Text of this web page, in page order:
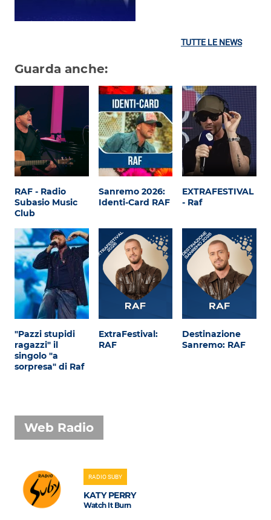
TUTTE LE NEWS
Guarda anche:
RAF - Radio
Subasio Music
Club
Sanremo 2026:
Identi-Card RAF
EXTRAFESTIVAL
- Raf
"Pazzi stupidi
ragazzi" il
singolo "a
sorpresa" di Raf
ExtraFestival:
RAF
Destinazione
Sanremo: RAF
Web Radio
RADIO SUBY
KATY PERRY
Watch It Burn